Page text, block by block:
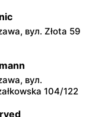
вул. Gumniska
вул. Franciszka
61
вул. Złota 59
вул.
104/122